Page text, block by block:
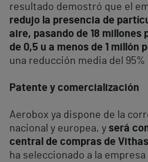
resultado demostró que el
redujo la presencia de
aire, pasando de 18 millones
de 0,5 u a menos de 1 millón
una reducción media del
Patente y comercialización
Aerobox ya dispone de la
nacional y europea, y será
central de compras de
ha seleccionado a la empresa